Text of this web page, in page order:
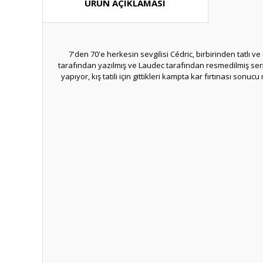
ÜRÜN AÇIKLAMASI
7'den 70'e herkesin sevgilisi Cédric, birbirinden tatlı ve
tarafından yazılmış ve Laudec tarafından resmedilmiş
yapıyor, kış tatili için gittikleri kampta kar fırtınası